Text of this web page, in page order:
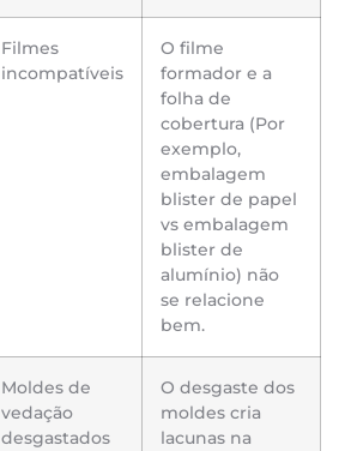
Filmes
incompatíveis
O filme
formador e a
folha de
cobertura (Por
exemplo,
embalagem
blister de papel
vs embalagem
blister de
alumínio) não
se relacione
bem.
Moldes de
vedação
desgastados
O desgaste dos
moldes cria
lacunas na